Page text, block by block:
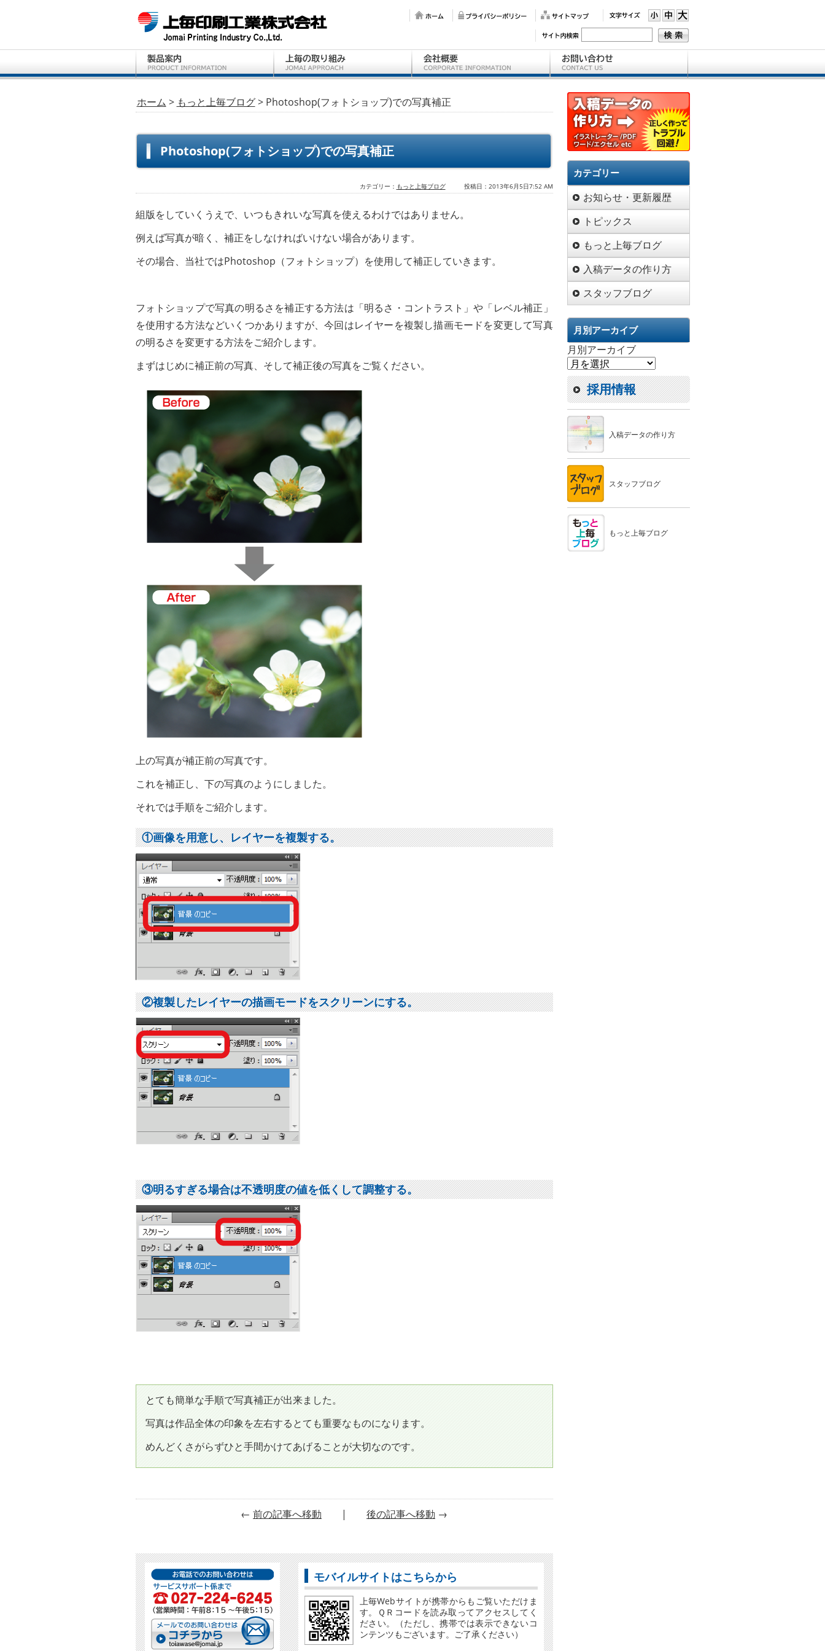
ホーム > もっと上毎ブログ> Photoshop(フォトショップ)での写真補正
Photoshop(フォトショップ)での写真補正
カテゴリー： もっと上毎ブログ投稿日：2013年6月5日7:52 AM
組版をしていくうえで、いつもきれいな写真を使えるわけではありません。
例えば写真が暗く、補正をしなければいけない場合があります。
その場合、当社ではPhotoshop（フォトショップ）を使用して補正していきます。
フォトショップで写真の明るさを補正する方法は「明るさ・コントラスト」や「レベル補正」
を使用する方法などいくつかありますが、今回はレイヤーを複製し描画モードを変更して写真
の明るさを変更する方法をご紹介します。
まずはじめに補正前の写真、そして補正後の写真をご覧ください。
上の写真が補正前の写真です。
これを補正し、下の写真のようにしました。
それでは手順をご紹介します。
①画像を用意し、レイヤーを複製する。
②複製したレイヤーの描画モードをスクリーンにする。
③明るすぎる場合は不透明度の値を低くして調整する。
とても簡単な手順で写真補正が出来ました。
写真は作品全体の印象を左右するとても重要なものになります。
めんどくさがらずひと手間かけてあげることが大切なのです。
← 前の記事へ移動 | 後の記事へ移動 →
モバイルサイトはこちらから
上毎Webサイトが携帯からもご覧いただけま
す。ＱＲコードを読み取ってアクセスしてく
ださい。（ただし、携帯では表示できないコ
ンテンツもございます。ご了承ください）
カテゴリー
お知らせ・更新履歴
トピックス
もっと上毎ブログ
入稿データの作り方
スタッフブログ
月別アーカイブ
月別アーカイブ
採用情報
入稿データの作り方
スタッフブログ
もっと上毎ブログ